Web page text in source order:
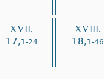
XVII.
17,1-24
XVIII.
18,1-46